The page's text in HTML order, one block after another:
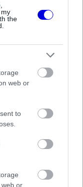
the
web or
to
web or
a kezdet
rohamot
vizet öntött a
Alonso jövőjéről
a McLaren